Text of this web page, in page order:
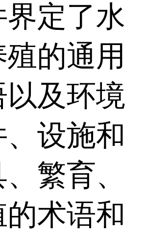
界定了水
殖的通用
以及环境
设施和
繁育、
的术语和